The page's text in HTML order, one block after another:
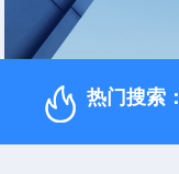
热门搜索：